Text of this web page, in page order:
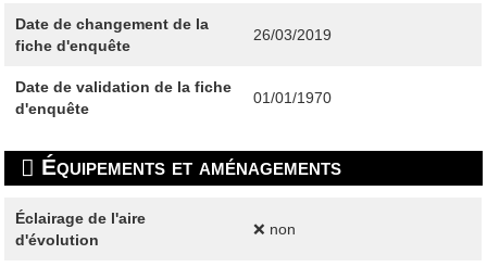
Date de changement de la
fiche d'enquête
26/03/2019
Date de validation de la fiche
d'enquête
01/01/1970
Équipements et aménagements
Éclairage de l'aire
d'évolution
❌ non